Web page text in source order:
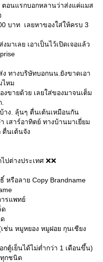
อนแรกบอกหลานว่าส่งแค่แมส
บาท เลยหาของใส่ให้ครบ 3
าเลย เอาเป็นไว้เปิดเจอแล้ว
ทางบริษัทบอกนน.ยังขาดเอา
ไหม
ขายด้วย เลยใส่ของมาจนเต็ม
าง. ลุ้นๆ ตื่นเต้นเหมือนกัน
เสาร์อาทิตย์ ทางบ้านมาเยี่ยม
ตื่นเต้นจัง
ออกไปต่างประเทศ ❌❌
หรือลาย Copy Brandname
ช้ทางการแพทย์
ปที่มีเมล็ด
กทุกชนิด
ช่น หมูหยอง หมูฝอย กุนเชียง
นต้น)
ตู้เย็นได้ไม่ต่ำกว่า 1 เดือนขึ้น)
ข่แดง ทุกชนิด